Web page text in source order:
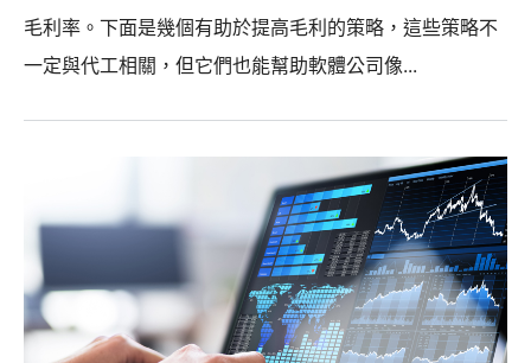
毛利率。下面是幾個有助於提高毛利的策略，這些策略不
一定與代工相關，但它們也能幫助軟體公司像...